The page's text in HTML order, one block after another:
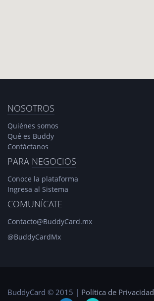
NOSOTROS
Quiénes somos
Qué es Buddy
Contáctanos
PARA NEGOCIOS
Conoce la plataforma
Ingresa al Sistema
COMUNÍCATE
Contacto@BuddyCard.mx
@BuddyCardMx
BuddyCard © 2015 | Política de Privacidad